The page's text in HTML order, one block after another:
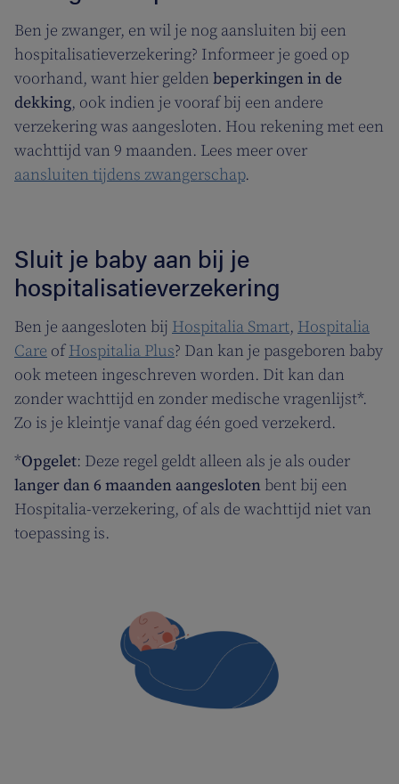
Ben je zwanger, en wil je nog aansluiten bij een
hospitalisatieverzekering? Informeer je goed op
voorhand, want hier gelden beperkingen in de
dekking, ook indien je vooraf bij een andere
verzekering was aangesloten. Hou rekening met een
wachttijd van 9 maanden. Lees meer over
aansluiten tijdens zwangerschap.
Sluit je baby aan bij je
hospitalisatieverzekering
Ben je aangesloten bij Hospitalia Smart, Hospitalia
Care ofHospitalia Plus? Dan kan je pasgeboren baby
ook meteen ingeschreven worden. Dit kan dan
zonder wachttijd en zonder medische vragenlijst*.
Zo is je kleintje vanaf dag één goed verzekerd.
*Opgelet: Deze regel geldt alleen als je als ouder
langer dan 6 maanden aangesloten bent bij een
Hospitalia-verzekering, of als de wachttijd niet van
toepassing is.